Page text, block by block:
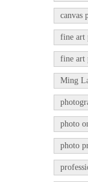
canvas
fine art
fine art
Ming
photo
photo